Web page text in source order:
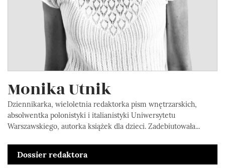
Monika Utnik
Dziennikarka, wieloletnia redaktorka pism wnętrzarskich,
absolwentka polonistyki i italianistyki Uniwersytetu
Warszawskiego, autorka książek dla dzieci. Zadebiutowała...
Dossier redaktora